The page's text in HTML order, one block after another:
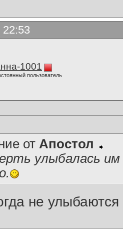
22:53
1001
пользователь
от Апостол
улыбалась
не